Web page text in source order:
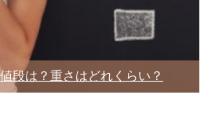
段は？重さはどれくらい？